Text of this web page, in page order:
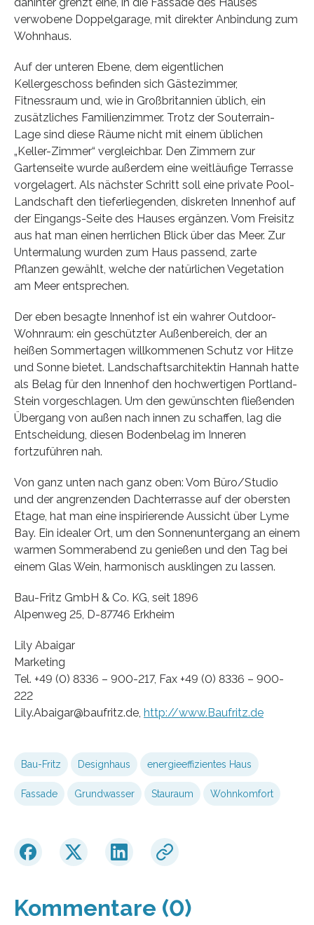
verwobene Doppelgarage, mit direkter Anbindung zum
Wohnhaus.
Auf der unteren Ebene, dem eigentlichen
Kellergeschoss befinden sich Gästezimmer,
Fitnessraum und, wie in Großbritannien üblich, ein
zusätzliches Familienzimmer. Trotz der Souterrain-
Lage sind diese Räume nicht mit einem üblichen
„Keller-Zimmer“ vergleichbar. Den Zimmern zur
Gartenseite wurde außerdem eine weitläufige Terrasse
vorgelagert. Als nächster Schritt soll eine private Pool-
Landschaft den tieferliegenden, diskreten Innenhof auf
der Eingangs-Seite des Hauses ergänzen. Vom Freisitz
aus hat man einen herrlichen Blick über das Meer. Zur
Untermalung wurden zum Haus passend, zarte
Pflanzen gewählt, welche der natürlichen Vegetation
am Meer entsprechen.
Der eben besagte Innenhof ist ein wahrer Outdoor-
Wohnraum: ein geschützter Außenbereich, der an
heißen Sommertagen willkommenen Schutz vor Hitze
und Sonne bietet. Landschaftsarchitektin Hannah hatte
als Belag für den Innenhof den hochwertigen Portland-
Stein vorgeschlagen. Um den gewünschten fließenden
Übergang von außen nach innen zu schaffen, lag die
Entscheidung, diesen Bodenbelag im Inneren
fortzuführen nah.
Von ganz unten nach ganz oben: Vom Büro/Studio
und der angrenzenden Dachterrasse auf der obersten
Etage, hat man eine inspirierende Aussicht über Lyme
Bay. Ein idealer Ort, um den Sonnenuntergang an einem
warmen Sommerabend zu genießen und den Tag bei
einem Glas Wein, harmonisch ausklingen zu lassen.
Bau-Fritz GmbH & Co. KG, seit 1896
Alpenweg 25, D-87746 Erkheim
Lily Abaigar
Marketing
Tel. +49 (0) 8336 – 900-217, Fax +49 (0) 8336 – 900-
222
Lily.Abaigar@baufritz.de, http://www.Baufritz.de
Bau-Fritz Designhaus energieeffizientes Haus
Fassade Grundwasser Stauraum Wohnkomfort
Kommentare (0)